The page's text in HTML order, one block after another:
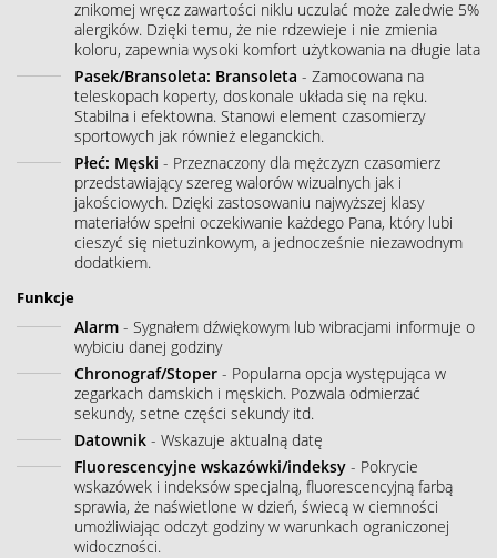
znikomej wręcz zawartości niklu uczulać może zaledwie 5%
alergików. Dzięki temu, że nie rdzewieje i nie zmienia
koloru, zapewnia wysoki komfort użytkowania na długie lata
Pasek/Bransoleta: Bransoleta - Zamocowana na
teleskopach koperty, doskonale układa się na ręku.
Stabilna i efektowna. Stanowi element czasomierzy
sportowych jak również eleganckich.
Płeć: Męski - Przeznaczony dla mężczyzn czasomierz
przedstawiający szereg walorów wizualnych jak i
jakościowych. Dzięki zastosowaniu najwyższej klasy
materiałów spełni oczekiwanie każdego Pana, który lubi
cieszyć się nietuzinkowym, a jednocześnie niezawodnym
dodatkiem.
Funkcje
Alarm - Sygnałem dźwiękowym lub wibracjami informuje o
wybiciu danej godziny
Chronograf/Stoper - Popularna opcja występująca w
zegarkach damskich i męskich. Pozwala odmierzać
sekundy, setne części sekundy itd.
Datownik - Wskazuje aktualną datę
Fluorescencyjne wskazówki/indeksy - Pokrycie
wskazówek i indeksów specjalną, fluorescencyjną farbą
sprawia, że naświetlone w dzień, świecą w ciemności
umożliwiając odczyt godziny w warunkach ograniczonej
widoczności.